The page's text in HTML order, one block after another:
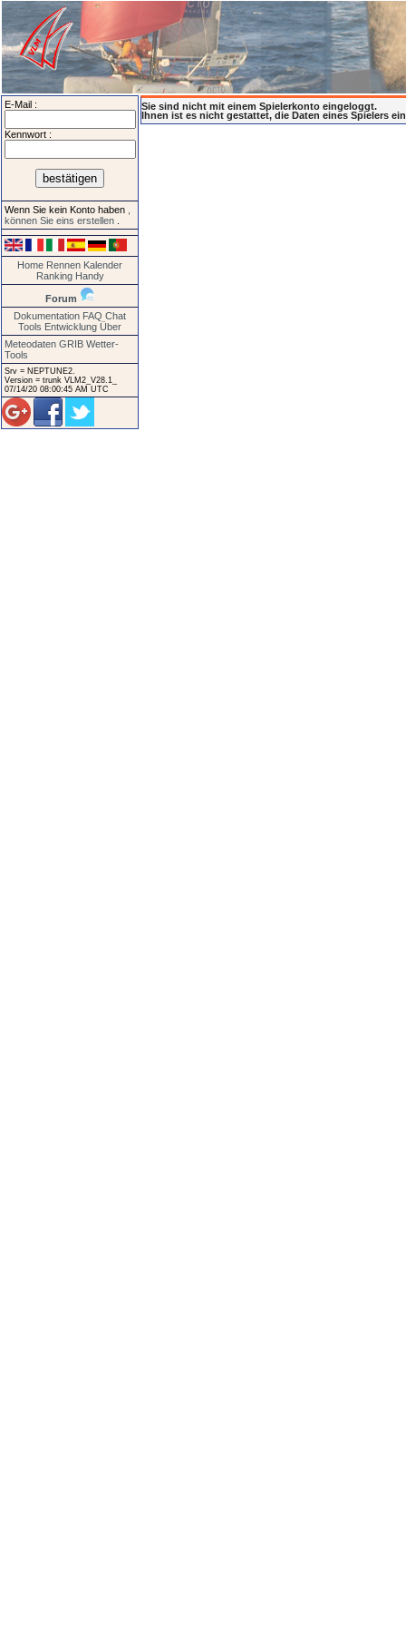
E-Mail :
Kennwort :
Wenn Sie kein Konto haben
können Sie eins erstellen
Home Rennen Kalender
Ranking Handy
Forum
Dokumentation FAQ Chat
Tools Entwicklung Über
Meteodaten GRIB Wetter-
Tools
Srv = NEPTUNE2.
Version = trunk VLM2_V28.1_
07/14/20 08:00:45 AM UTC
Sie sind nicht mit einem Spielerkonto eingeloggt.
Ihnen ist es nicht gestattet, die Daten eines Spielers